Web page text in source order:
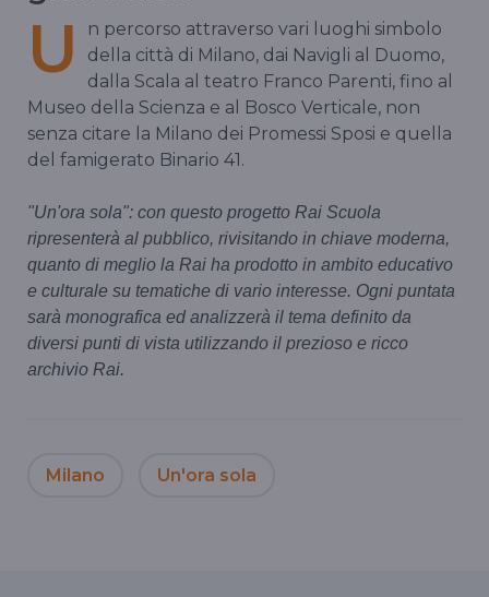
U
n percorso attraverso vari luoghi simbolo
della città di Milano, dai Navigli al Duomo,
dalla Scala al teatro Franco Parenti, fino al
Museo della Scienza e al Bosco Verticale, non
senza citare la Milano dei Promessi Sposi e quella
del famigerato Binario 41.
"Un'ora sola": con questo progetto Rai Scuola
ripresenterà al pubblico, rivisitando in chiave moderna,
quanto di meglio la Rai ha prodotto in ambito educativo
e culturale su tematiche di vario interesse. Ogni puntata
sarà monografica ed analizzerà il tema definito da
diversi punti di vista utilizzando il prezioso e ricco
archivio Rai.
Milano Un'ora sola